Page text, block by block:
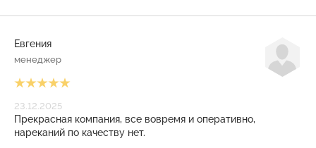
Евгения
менеджер
23.12.2025
Прекрасная компания, все вовремя и оперативно,
нареканий по качеству нет.